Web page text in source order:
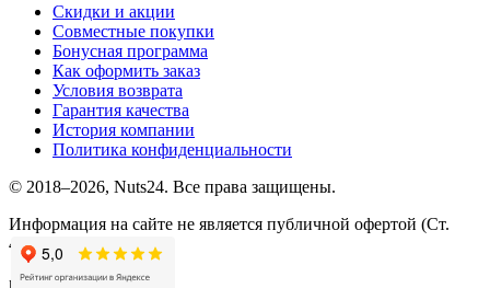
Скидки и акции
Совместные покупки
Бонусная программа
Как оформить заказ
Условия возврата
Гарантия качества
История компании
Политика конфиденциальности
© 2018–2026, Nuts24. Все права защищены.
Информация на сайте не является публичной офертой (Ст.
437.2 ГК РФ).
мы в соцсетях